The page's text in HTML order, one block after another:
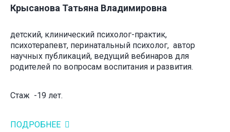
Крысанова Татьяна Владимировна
детский, клинический психолог-практик,
психотерапевт, перинатальный психолог, автор
научных публикаций, ведущий вебинаров для
родителей по вопросам воспитания и развития.
Стаж -19 лет.
ПОДРОБНЕЕ